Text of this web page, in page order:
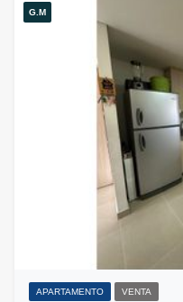
G.M
APARTAMENTO VENTA